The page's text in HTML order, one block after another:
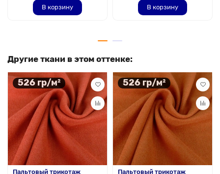
В корзину В корзину
Другие ткани в этом оттенке:
526 гр/м²
Пальтовый трикотаж
526 гр/м²
Пальтовый трикотаж